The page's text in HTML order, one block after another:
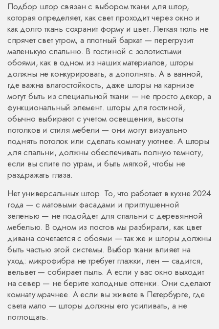
Подбор штор связан с выбором ткани для штор,
которая определяет, как свет проходит через окно и
как долго ткань сохранит форму и цвет. Легкая тюль не
спрячет свет утром, а плотный бархат — перегрузит
маленькую спальню. В гостиной с золотистыми
обоями, как в одном из наших материалов, шторы
должны не конкурировать, а дополнять. А в ванной,
где важна влагостойкость, даже шторы на карнизе
могут быть из специальной ткани — не просто декор, а
функциональный элемент. шторы для гостиной,
обычно выбирают с учетом освещения, высоты
потолков и стиля мебели — они могут визуально
поднять потолок или сделать комнату уютнее. А шторы
для спальни,должны обеспечивать полную темноту,
если вы спите по утрам, и быть мягкой, чтобы не
раздражать глаза.
Нет универсальных штор. То, что работает в кухне 2024
года — с матовыми фасадами и приглушенной
зеленью — не подойдет для спальни с деревянной
мебелью. В одном из постов мы разбирали, как цвет
дивана сочетается с обоями — так же и шторы должны
быть частью этой системы. Выбор ткани влияет на
уход: микрофибра не требует глажки, лен — садится,
вельвет — собирает пыль. А если у вас окно выходит
на север — не берите холодные оттенки. Они сделают
комнату мрачнее. А если вы живете в Петербурге, где
света мало — шторы должны его усиливать, а не
поглощать.